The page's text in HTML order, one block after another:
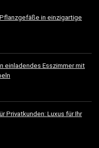
in einzigartige
einladendes Esszimmer mit
Privatkunden: Luxus für Ihr